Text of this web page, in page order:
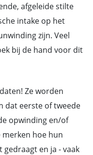
afgeleide stilte
intake op het
zijn. Veel
bij de hand voor dit
Ze worden
dat eerste of tweede
opwinding en/of
hoe hun
en ja - vaak